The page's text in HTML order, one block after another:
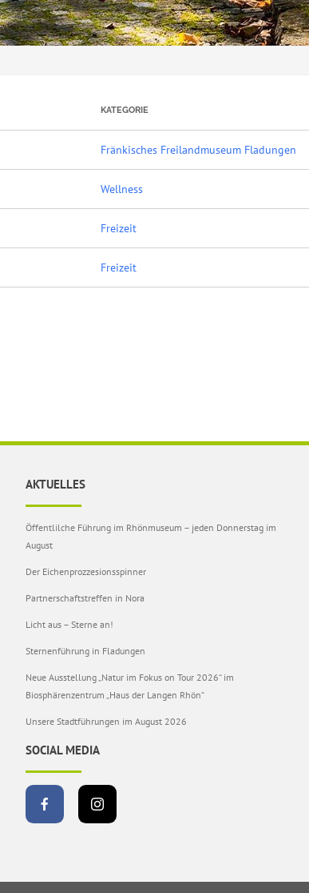
KATEGORIE
Fränkisches Freilandmuseum Fladungen
Wellness
Freizeit
Freizeit
AKTUELLES
Öffentlilche Führung im Rhönmuseum – jeden Donnerstag im
August
Der Eichenprozzesionsspinner
Partnerschaftstreffen in Nora
Licht aus – Sterne an!
Sternenführung in Fladungen
Neue Ausstellung „Natur im Fokus on Tour 2026“ im
Biosphärenzentrum „Haus der Langen Rhön“
Unsere Stadtführungen im August 2026
SOCIAL MEDIA